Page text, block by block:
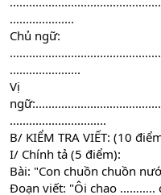
....................
Chủ ngữ:
......................
Vị
..............................
B/ KIỂM TRA VIẾT: (10
I/ Chính tả (5 điểm):
Bài: "Con chuồn chuồn
Đoạn viết: "Ôi chao ………..